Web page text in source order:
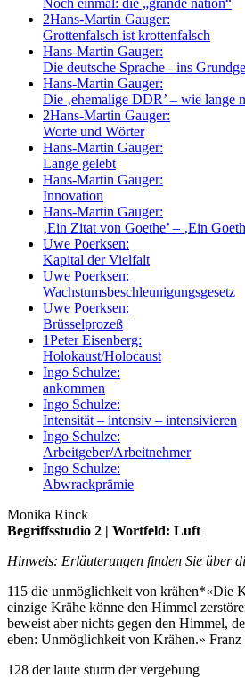
2Hans-Martin Gauger:
Grottenfalsch ist krottenfalsch
Hans-Martin Gauger:
Die deutsche Sprache - ins
Hans-Martin Gauger:
Die ‚ehemalige DDR’ – wie lange
2Hans-Martin Gauger:
Worte und Wörter
Hans-Martin Gauger:
Lange gelebt
Hans-Martin Gauger:
Innovation
Hans-Martin Gauger:
‚Ein Zitat von Goethe’ – ‚Ein
Uwe Poerksen:
Kapital der Vielfalt
Uwe Poerksen:
Wachstumsbeschleunigungsgesetz
Uwe Poerksen:
Brüsselprozeß
1Peter Eisenberg:
Holokaust/Holocaust
Ingo Schulze:
ankommen
Ingo Schulze:
Intensität – intensiv – intensivieren
Ingo Schulze:
Arbeitgeber/Arbeitnehmer
Ingo Schulze:
Abwrackprämie
Monika Rinck
Begriffsstudio 2 | Wortfeld: Luft
Hinweis: Erläuterungen finden Sie über
115 die unmöglichkeit von krähen*«Die
einzige Krähe könne den Himmel
beweist aber nichts gegen den Himmel,
eben: Unmöglichkeit von Krähen.»
128 der laute sturm der vergebung